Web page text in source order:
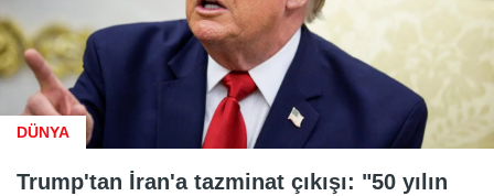
DÜNYA
Trump'tan İran'a tazminat çıkışı: "50 yılın